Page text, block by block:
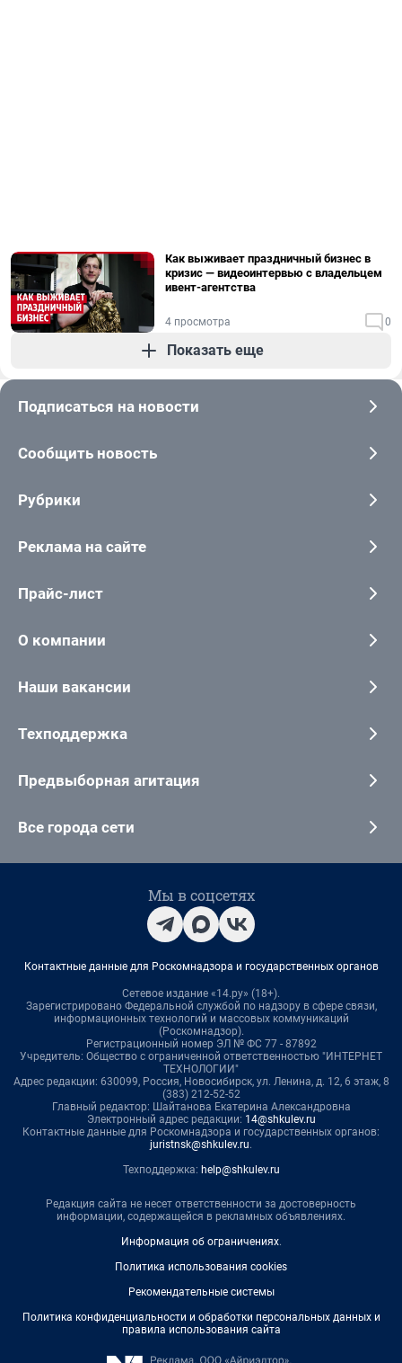
Как выживает праздничный бизнес в
кризис — видеоинтервью с владельцем
ивент-агентства
4 просмотра 0
Показать еще
Подписаться на новости
Сообщить новость
Рубрики
Реклама на сайте
Прайс-лист
О компании
Наши вакансии
Техподдержка
Предвыборная агитация
Все города сети
Мы в соцсетях
Контактные данные для Роскомнадзора и государственных органов
Сетевое издание «14.ру» (18+).
Зарегистрировано Федеральной службой по надзору в сфере связи,
информационных технологий и массовых коммуникаций
(Роскомнадзор).
Регистрационный номер ЭЛ № ФС 77 - 87892
Учредитель: Общество с ограниченной ответственностью "ИНТЕРНЕТ
ТЕХНОЛОГИИ"
Адрес редакции: 630099, Россия, Новосибирск, ул. Ленина, д. 12, 6 этаж, 8
(383) 212-52-52
Главный редактор: Шайтанова Екатерина Александровна
Электронный адрес редакции: 14@shkulev.ru
Контактные данные для Роскомнадзора и государственных органов:
juristnsk@shkulev.ru.
Техподдержка: help@shkulev.ru
Редакция сайта не несет ответственности за достоверность
информации, содержащейся в рекламных объявлениях.
Информация об ограничениях.
Политика использования cookies
Рекомендательные системы
Политика конфиденциальности и обработки персональных данных и
правила использования сайта